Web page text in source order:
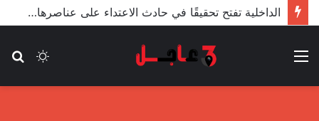
الأعور: اتفاقية ترسيم الحدود مع تركيا على طاولة النواب والاعتماد مرجّح
الوضع
القائمة